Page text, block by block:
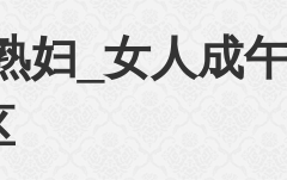
妇_女人成